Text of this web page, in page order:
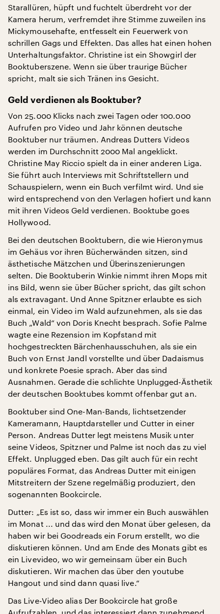
Starallüren, hüpft und fuchtelt überdreht vor der
Kamera herum, verfremdet ihre Stimme zuweilen ins
Mickymousehafte, entfesselt ein Feuerwerk von
schrillen Gags und Effekten. Das alles hat einen hohen
Unterhaltungsfaktor. Christine ist ein Showgirl der
Booktuberszene. Wenn sie über traurige Bücher
spricht, malt sie sich Tränen ins Gesicht.
Geld verdienen als Booktuber?
Von 25.000 Klicks nach zwei Tagen oder 100.000
Aufrufen pro Video und Jahr können deutsche
Booktuber nur träumen. Andreas Dutters Videos
werden im Durchschnitt 2000 Mal angeklickt.
Christine May Riccio spielt da in einer anderen Liga.
Sie führt auch Interviews mit Schriftstellern und
Schauspielern, wenn ein Buch verfilmt wird. Und sie
wird entsprechend von den Verlagen hofiert und kann
mit ihren Videos Geld verdienen. Booktube goes
Hollywood.
Bei den deutschen Booktubern, die wie Hieronymus
im Gehäus vor ihren Bücherwänden sitzen, sind
ästhetische Mätzchen und Überinszenierungen
selten. Die Booktuberin Winkie nimmt ihren Mops mit
ins Bild, wenn sie über Bücher spricht, das gilt schon
als extravagant. Und Anne Spitzner erlaubte es sich
einmal, ein Video im Wald aufzunehmen, als sie das
Buch „Wald“ von Doris Knecht besprach. Sofie Palme
wagte eine Rezension im Kopfstand mit
hochgestreckten Bärchenhausschuhen, als sie ein
Buch von Ernst Jandl vorstellte und über Dadaismus
und konkrete Poesie sprach. Aber das sind
Ausnahmen. Gerade die schlichte Unplugged-Ästhetik
der deutschen Booktubes kommt offenbar gut an.
Booktuber sind One-Man-Bands, lichtsetzender
Kameramann, Hauptdarsteller und Cutter in einer
Person. Andreas Dutter legt meistens Musik unter
seine Videos, Spitzner und Palme ist noch das zu viel
Effekt. Unplugged eben. Das gilt auch für ein recht
populäres Format, das Andreas Dutter mit einigen
Mitstreitern der Szene regelmäßig produziert, den
sogenannten Bookcircle.
Dutter: „Es ist so, dass wir immer ein Buch auswählen
im Monat ... und das wird den Monat über gelesen, da
haben wir bei Goodreads ein Forum erstellt, wo die
diskutieren können. Und am Ende des Monats gibt es
ein Livevideo, wo wir gemeinsam über ein Buch
diskutieren. Wir machen das über den youtube
Hangout und sind dann quasi live.“
Das Live-Video alias Der Bookcircle hat große